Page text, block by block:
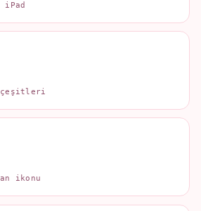
iPad
çeşitleri
ikonu